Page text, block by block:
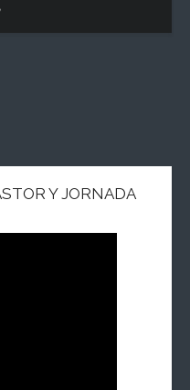
Y JORNADA